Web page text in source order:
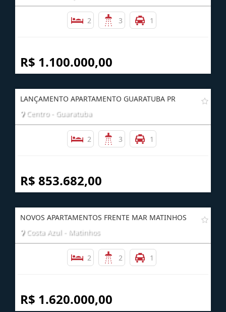
2 3 1
R$ 1.100.000,00
LANÇAMENTO APARTAMENTO GUARATUBA PR
Centro - Guaratuba
2 3 1
R$ 853.682,00
NOVOS APARTAMENTOS FRENTE MAR MATINHOS
Costa Azul - Matinhos
2 2 1
R$ 1.620.000,00